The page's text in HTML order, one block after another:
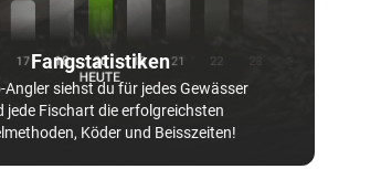
Fangstatistiken
Angler siehst du für jedes Gewässer
jede Fischart die erfolgreichsten
Köder und Beisszeiten!